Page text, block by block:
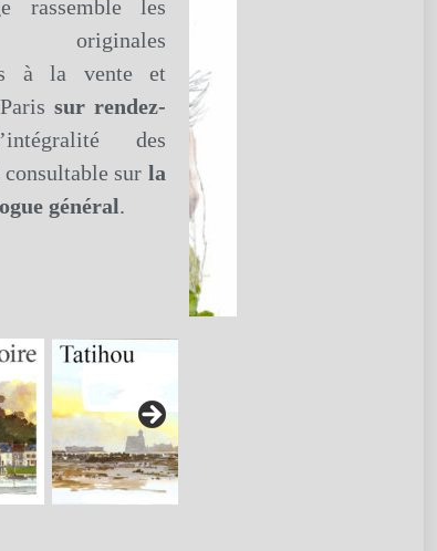
rassemble les
originales
à la vente et
sur rendez-
des
sur la
général.